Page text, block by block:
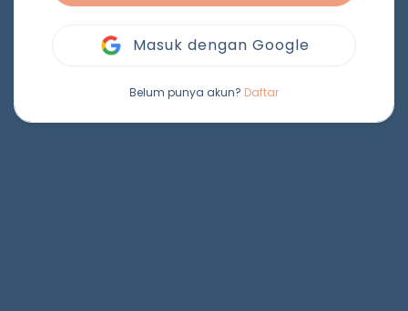
Masuk dengan Google
Belum punya akun? Daftar